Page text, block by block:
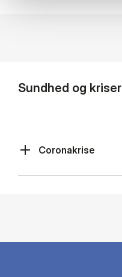
Sundhed og kriser
Coronakrise